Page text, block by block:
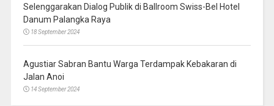
Selenggarakan Dialog Publik di Ballroom Swiss-Bel Hotel
Danum Palangka Raya
18 September 2024
Agustiar Sabran Bantu Warga Terdampak Kebakaran di
Jalan Anoi
14 September 2024